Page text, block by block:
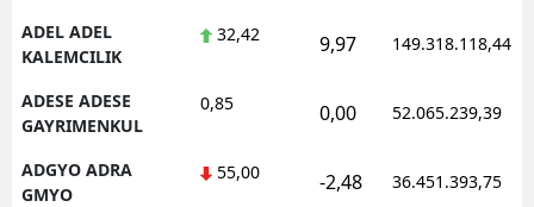
ADEL ADEL
KALEMCILIK
32,42 9,97 149.318.118,44
ADESE ADESE
GAYRIMENKUL
0,85 0,00 52.065.239,39
ADGYO ADRA
GMYO
55,00 -2,48 36.451.393,75